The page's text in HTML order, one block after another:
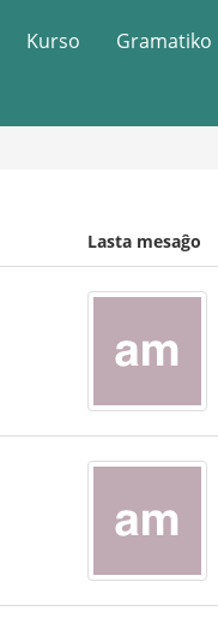
Kurso Gramatiko
Lasta mesaĝo